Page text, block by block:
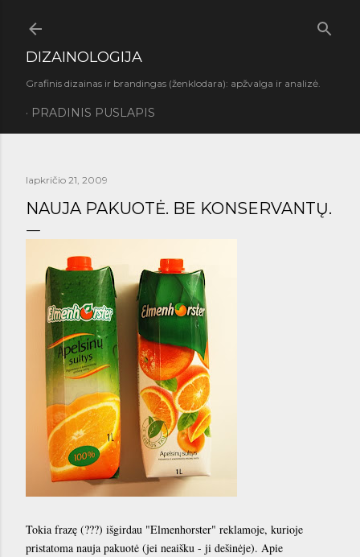
DIZAINOLOGIJA
Grafinis dizainas ir brandingas (ženklodara): apžvalga ir analizė.
PRADINIS PUSLAPIS
lapkričio 21, 2009
NAUJA PAKUOTĖ. BE KONSERVANTŲ.
Tokia frazę (???) išgirdau "Elmenhorster" reklamoje, kurioje
pristatoma nauja pakuotė (jei neaišku - ji dešinėje). Apie